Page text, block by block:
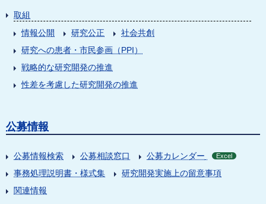
取組
情報公開
研究公正
社会共創
研究への患者・市民参画（PPI）
戦略的な研究開発の推進
性差を考慮した研究開発の推進
公募情報
公募情報検索 公募相談窓口 公募カレンダー Excel
事務処理説明書・様式集
研究開発実施上の留意事項
関連情報